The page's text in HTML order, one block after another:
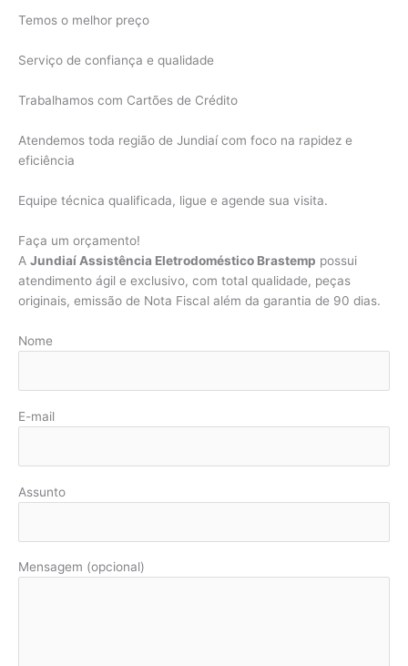
Temos o melhor preço
Serviço de confiança e qualidade
Trabalhamos com Cartões de Crédito
Atendemos toda região de Jundiaí com foco na rapidez e
eficiência
Equipe técnica qualificada, ligue e agende sua visita.
Faça um orçamento!
A Jundiaí Assistência Eletrodoméstico Brastemp possui
atendimento ágil e exclusivo, com total qualidade, peças
originais, emissão de Nota Fiscal além da garantia de 90 dias.
Nome
E-mail
Assunto
Mensagem (opcional)